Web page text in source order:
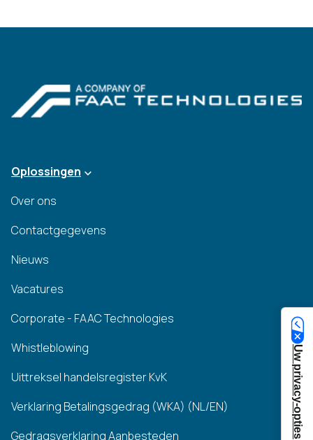
Oplossingen
Over ons
Contactgegevens
Nieuws
Vacatures
Corporate - FAAC Technologies
Whistleblowing
Uittreksel handelsregister KvK
Verklaring Betalingsgedrag (WKA) (NL/EN)
Gedragsverklaring Aanbesteden
Uw privacy-opties